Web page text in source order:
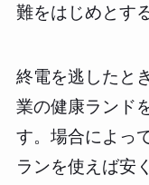
難をはじめとす
終電を逃したと
業の健康ランド
す。場合によっ
ランを使えば安